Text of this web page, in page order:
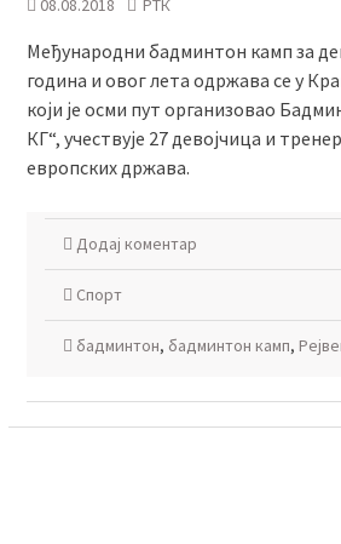
08.08.2018 РТК
Међународни бадминтон камп за
година и овог лета одржава се у
који је осми пут организовао
КГ“, учествује 27 девојчица и
европских држава.
Додај коментар
Спорт
бадминтон, бадминтон камп,